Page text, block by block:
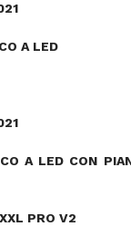
A LED
A LED CON
PRO V2